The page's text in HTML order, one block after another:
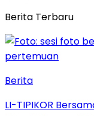
Berita Terbaru
Berita
LI-TIPIKOR